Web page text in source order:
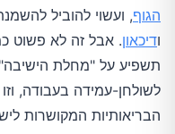
הגוף, ועשוי להוביל
ודיכאון. אבל זה לא פשוט
תשפיע על "מחלת
לשולחן-עמידה בעבודה,
הבריאותיות המקושרות